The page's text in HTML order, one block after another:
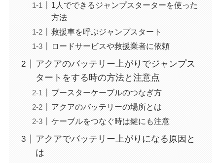
1人でできるジャンプスターターを使った
方法
救援車を呼ぶジャンプスタート
ロードサービスや救援業者に依頼
アクアのバッテリー上がりでジャンプス
タートをする時の方法と注意点
ブースターケーブルのつなぎ方
アクアのバッテリーの場所とは
ケーブルをつなぐ時は鍵にも注意
アクアでバッテリー上がりになる原因と
は